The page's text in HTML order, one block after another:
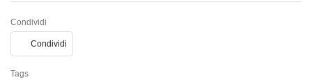
Condividi
Condividi
Tags